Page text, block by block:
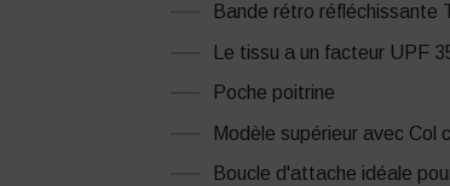
Bande rétro réfléchissante
Le tissu a un facteur UPF
Poche poitrine
Modèle supérieur avec
Boucle d'attache idéale